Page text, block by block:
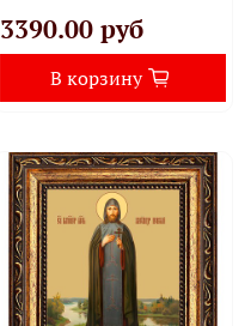
3390.00 руб
В корзину